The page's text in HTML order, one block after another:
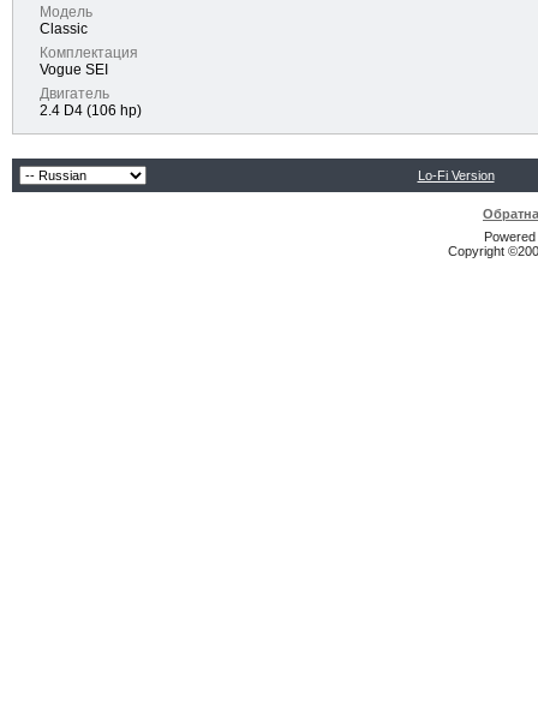
Модель
Classic
Комплектация
Vogue SEI
Двигатель
2.4 D4 (106 hp)
Lo-Fi Version
Copyright